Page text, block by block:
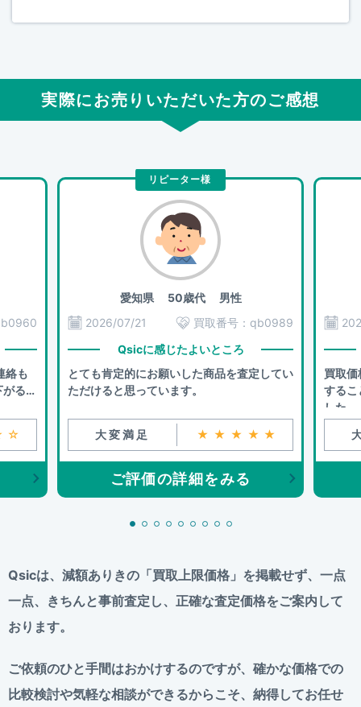
実際にお売りいただいた方のご感想
絡も
るこ
リピーター様
愛知県50歳代 男性
2026/07/21
買取番号： qb0989
Qsicに感じたよいところ
とても肯定的にお願いした商品を査定してい
ただけると思っています。
大変満足 ★★★★★
ご評価の詳細をみる
買取
するこ
した。
Qsicは、減額ありきの「買取上限価格」を掲載せず、 一点
一点、きちんと事前査定し、正確な査定価格をご案内して
おります。
ご依頼のひと手間はおかけするのですが、 確かな価格での
比較検討や気軽な相談ができるからこそ、 納得してお任せ